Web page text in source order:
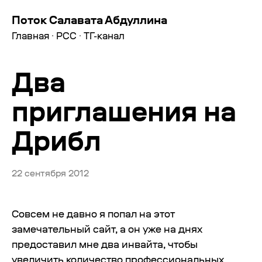
Поток Салавата Абдуллина
Главная · РСС · ТГ-канал
Два
приглашения на
Дрибл
22 сентября 2012
Совсем не давно я попал на этот
замечательный сайт, а он уже на днях
предоставил мне два инвайта, чтобы